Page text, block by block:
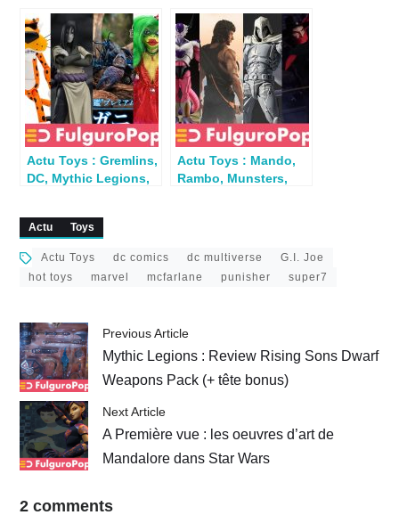
BTTF…
Micronauts…
Actu Toys : Gremlins,
DC, Mythic Legions,
Naruto…
Actu Toys : Mando,
Rambo, Munsters,
Actu Toys
Actu Toys dc comics dc multiverse
G.I. Joe
hot toys
marvel mcfarlane punisher super7
Previous Article
Mythic Legions : Review Rising Sons Dwarf
Weapons Pack (+ tête bonus)
Next Article
A Première vue : les oeuvres d’art de
Mandalore dans Star Wars
2 comments